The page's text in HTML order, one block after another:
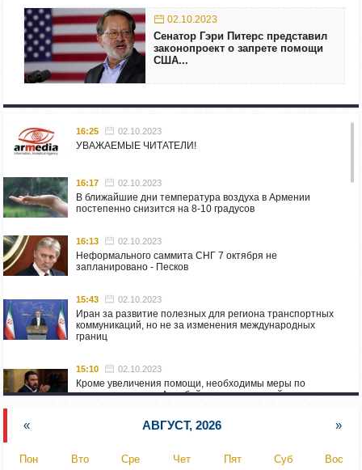
02.10.2023
Сенатор Гэри Питерс представил
законопроект о запрете помощи
США...
16:25 02.10.2023
УВАЖАЕМЫЕ ЧИТАТЕЛИ!
16:17 02.10.2023
В ближайшие дни температура воздуха в Армении
постепенно снизится на 8-10 градусов
16:13 02.10.2023
Неформального саммита СНГ 7 октября не
запланировано - Песков
15:43 02.10.2023
Иран за развитие полезных для региона транспортных
коммуникаций, но не за изменения международных
границ
15:10 02.10.2023
Кроме увеличения помощи, необходимы меры по
пресечению угроз Азербайджана: испанский депутат
Азербайджан обстреляли автомобиль ВС Армении,
перевозивший продовольствие
« АВГУСТ, 2026 »
Пон Вто Сре Чет Пят Суб Вос